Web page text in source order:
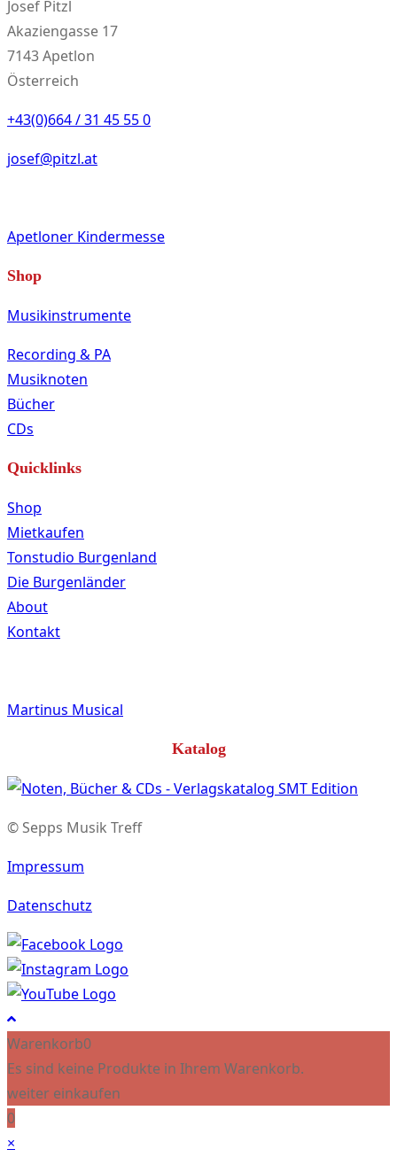
Josef Pitzl
Akaziengasse 17
7143 Apetlon
Österreich
+43(0)664 / 31 45 55 0
josef@pitzl.at
Apetloner Kindermesse
Shop
Musikinstrumente
Recording & PA
Musiknoten
Bücher
CDs
Quicklinks
Shop
Mietkaufen
Tonstudio Burgenland
Die Burgenländer
About
Kontakt
Martinus Musical
Katalog
© Sepps Musik Treff
Impressum
Datenschutz
Warenkorb0
Es sind keine Produkte in Ihrem Warenkorb.
weiter einkaufen
0
×